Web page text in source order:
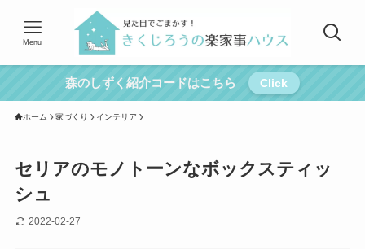
Menu
森のしずく紹介コードはこちら Click
ホーム 家づくり インテリア
セリアのモノトーンなボックスティッ
シュ
2022-02-27